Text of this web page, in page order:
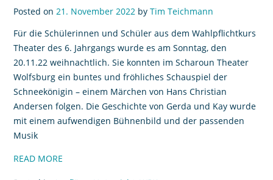
Posted on 21. November 2022 by Tim Teichmann
Für die Schülerinnen und Schüler aus dem Wahlpflichtkurs
Theater des 6. Jahrgangs wurde es am Sonntag, den
20.11.22 weihnachtlich. Sie konnten im Scharoun Theater
Wolfsburg ein buntes und fröhliches Schauspiel der
Schneekönigin – einem Märchen von Hans Christian
Andersen folgen. Die Geschichte von Gerda und Kay wurde
mit einem aufwendigen Bühnenbild und der passenden
Musik
READ MORE